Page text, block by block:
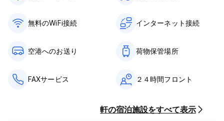
無料のWiFi接続 インターネット接続
空港へのお送り 荷物保管場所
FAXサービス ２４時間フロント
軒の宿泊施設をすべて表示